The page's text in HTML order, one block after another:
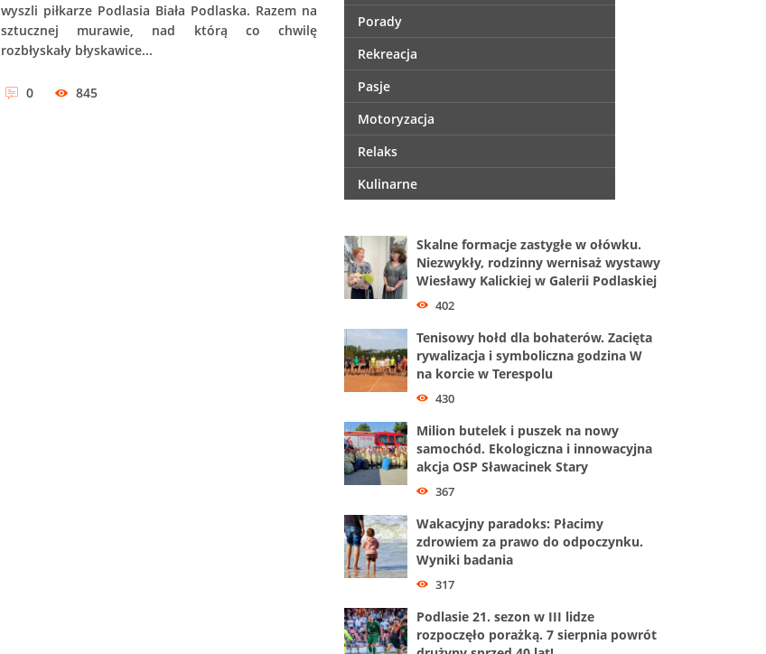
wyszli piłkarze Podlasia Biała Podlaska. Razem na
sztucznej murawie, nad którą co chwilę
rozbłyskały błyskawice...
0 845
Porady
Rekreacja
Pasje
Motoryzacja
Relaks
Kulinarne
Skalne formacje zastygłe w ołówku.
Niezwykły, rodzinny wernisaż wystawy
Wiesławy Kalickiej w Galerii Podlaskiej
402
Tenisowy hołd dla bohaterów. Zacięta
rywalizacja i symboliczna godzina W
na korcie w Terespolu
430
Milion butelek i puszek na nowy
samochód. Ekologiczna i innowacyjna
akcja OSP Sławacinek Stary
367
Wakacyjny paradoks: Płacimy
zdrowiem za prawo do odpoczynku.
Wyniki badania
317
Podlasie 21. sezon w III lidze
rozpoczęło porażką. 7 sierpnia powrót